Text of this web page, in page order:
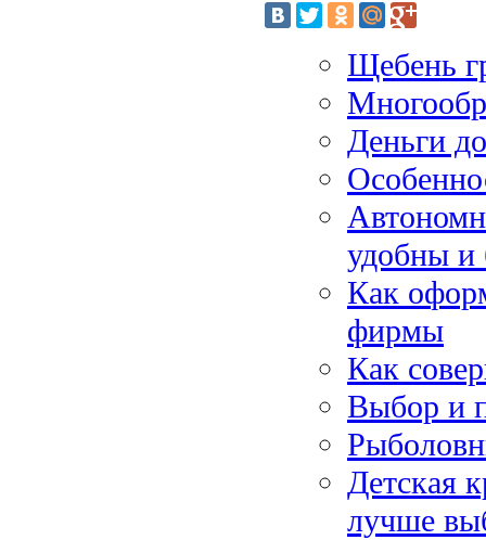
Щебень
Деньги
удобны и
Как
фирмы
Как
Выбор и
Детская
лучше